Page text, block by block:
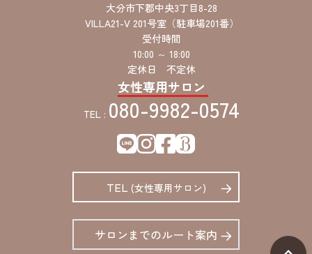
大分市下郡中央3丁目8-28
VILLA21-V 201号室（駐車場201番）
受付時間
10:00 ～ 18:00
定休日 不定休
女性専用サロン
TEL : 080-9982-0574
TEL (女性専用サロン)
サロンまでのルート案内